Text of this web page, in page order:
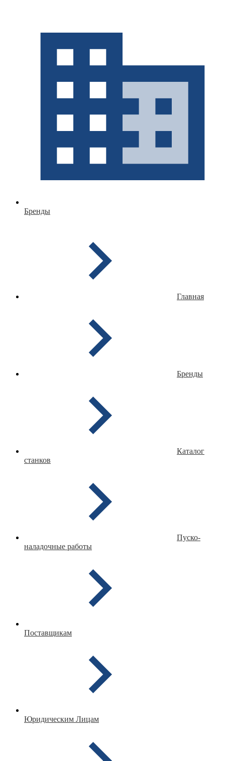
Бренды
Главная
Бренды
Каталог
станков
Пуско-
наладочные работы
Поставщикам
Юридическим Лицам